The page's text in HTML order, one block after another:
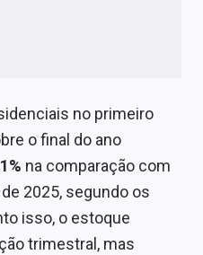
no primeiro
o final do ano
na comparação com
2025, segundo os
isso, o estoque
trimestral, mas